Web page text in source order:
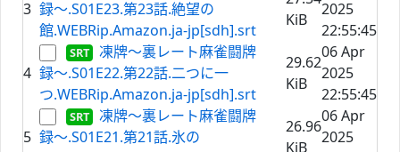
3 録〜.S01E23.第23話.絶望の
館.WEBRip.Amazon.ja-jp[sdh].srt
KiB
2025
22:55:45
4
凍牌〜裏レート麻雀闘牌
録〜.S01E22.第22話.二つに一
つ.WEBRip.Amazon.ja-jp[sdh].srt
29.62
KiB
06 Apr
2025
22:55:45
5
凍牌〜裏レート麻雀闘牌
録〜.S01E21.第21話.氷の
26.96
KiB
06 Apr
2025